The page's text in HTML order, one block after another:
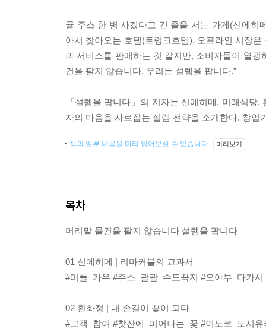
귤 주스 한 병 사겠다고 긴 줄을 서는 가게(신에히
아서 찾아오는 호텔(트렁크호텔). 오프라인 시장
과 서비스를 판매하는 것 같지만, 소비자들이 열광
건을 팔지 않습니다. 우리는 설렘을 팝니다.”
『설렘을 팝니다』의 저자는 신에히메, 미래식
자의 마음을 사로잡는 설렘 전략을 소개한다. 창업
책의 일부 내용을 미리 읽어보실 수 있습니다. 미리보기
목차
머리말 물건을 팔지 않습니다 설렘을 팝니다
01 신에히메 | 리마커블의 교과서
#퍼플_카우 #주스_콸콸_수도꼭지 #오야부_다카시
02 환화정 | 내 손길이 꽃이 되다
#고객_참여 #찻잔에_피어나는_꽃 #이노코_도시유